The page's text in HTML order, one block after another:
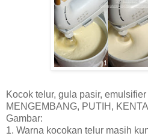
Kocok telur, gula pasir,
MENGEMBANG, PUTIH,
Gambar:
1. Warna kocokan telur masih